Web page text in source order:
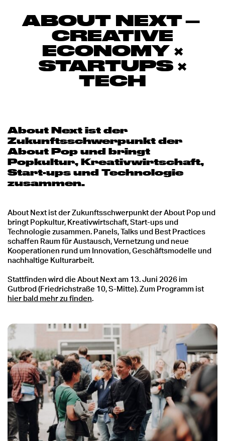
ABOUT NEXT–
CREATIVE
ECONOMY ×
STARTUPS ×
TECH
About Next ist der
Zukunftsschwerpunkt der
About Pop und bringt
Popkultur, Kreativwirtschaft,
Start-ups und Technologie
zusammen.
About Next ist der Zukunftsschwerpunkt der About Pop und
bringt Popkultur, Kreativwirtschaft, Start-ups und
Technologie zusammen. Panels, Talks und Best Practices
schaffen Raum für Austausch, Vernetzung und neue
Kooperationen rund um Innovation, Geschäftsmodelle und
nachhaltige Kulturarbeit.
Stattfinden wird die About Next am 13. Juni 2026 im
Gutbrod (Friedrichstraße 10, S-Mitte). Zum Programm ist
hier bald mehr zu finden.